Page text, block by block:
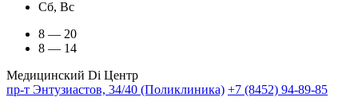
Сб, Вс
8 — 20
8 — 14
Медицинский Di Центр
пр-т Энтузиастов, 34/40 (Поликлиника) +7 (8452) 94-89-85